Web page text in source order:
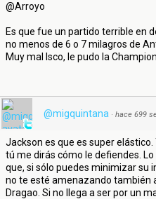
@Arroyo
Es que fue un partido terrible en
no menos de 6 o 7 milagros de
Muy mal Isco, le pudo la
@migquintana · hace 699
Jackson es que es super
tú me dirás cómo le defiendes.
que, si sólo puedes minimizar su
no te esté amenazando también
Dragao. Si no llega a ser por un